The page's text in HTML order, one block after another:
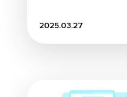
2025.03.27